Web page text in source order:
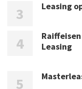
Leasing
Leasing